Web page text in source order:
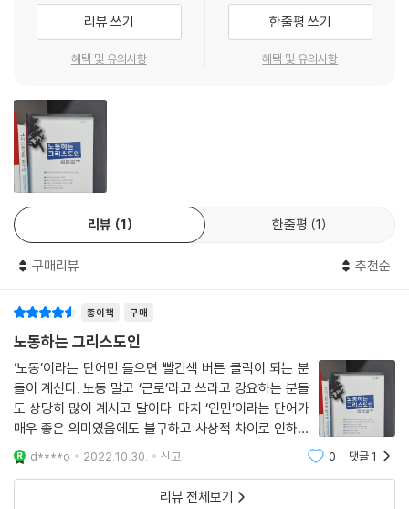
연구지 「Seize Life(일상생활연구)」 15호(2017)에 실렸던 것이다. 두 글
을 이 책에 포함시킬 수 있도록 허락해주신 일상생활사역연구소에 깊이 감
형태와 내용은 다르겠지만, 모든 사람은 노동하며 살아간다. 때로 그 노동
은 피하고 싶고 하고 싶지 않은 고역이 되기도 하고, 때로는 우리의 존엄과
풍성한 삶을 만끽하게 하기도 한다. 원칙적으로 노동하는 그리스도인은 하
나님의 형상이다. 때로 고통스럽기까지 한 이 땅에서의 노동이 그 본래적
가치와 지위를 회복하는 날이 모두에게 열리기를 갈망하며, 그러한 변화의
날을 함께 꿈꾸며 오늘도 노동하며 살아간다.
리뷰 쓰기
혜택 및 유의사항
한줄평 쓰기
혜택 및 유의사항
리뷰 1 한줄평 1
구매리뷰 추천순
종이책 구매
노동하는 그리스도인
‘노동’이라는 단어만 들으면 빨간색 버튼 클릭이 되는 분
들이 계신다. 노동 말고 ‘근로’라고 쓰라고 강요하는 분들
도 상당히 많이 계시고 말이다. 마치 ‘인민’이라는 단어가
매우 좋은 의미였음에도 불구하고 사상적 차이로 인하여
나누어져 버린 저 윗동네에서 자주 쓰는 말이라 기피하는
분들이 많이 생긴 것처럼. 그럼에도 매년 돌아오는 5월 1
d****o 2022.10.30. 신고 0 댓글1
리뷰 전체보기